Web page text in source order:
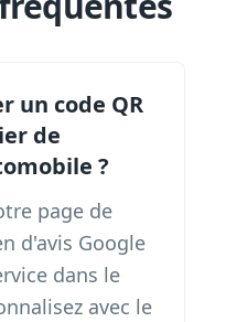
un code QR
de
?
page de
d'avis Google
dans le
avec le